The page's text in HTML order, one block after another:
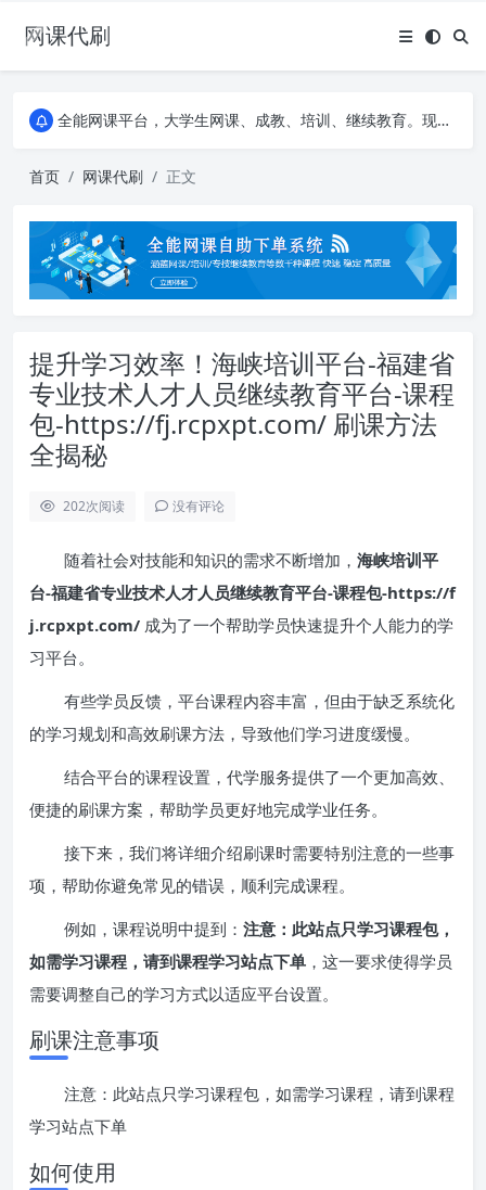
网课代刷
AI论文写作平台，根据真实文献内容生成论文
全能网课平台，大学生网课、成教、培训、继续教育。现已接入代刷代考项目3000+
全能网课平台，大学生网课、成教、培训、继续教育。现已接入代刷代考项目3000+
首页 网课代刷 正文
提升学习效率！海峡培训平台-福建省
专业技术人才人员继续教育平台-课程
包-https://fj.rcpxpt.com/ 刷课方法
全揭秘
202次阅读 没有评论
随着社会对技能和知识的需求不断增加， 海峡培训平
台-福建省专业技术人才人员继续教育平台-课程包-https://f
j.rcpxpt.com/ 成为了一个帮助学员快速提升个人能力的学
习平台。
有些学员反馈，平台课程内容丰富，但由于缺乏系统化
的学习规划和高效刷课方法，导致他们学习进度缓慢。
结合平台的课程设置，代学服务提供了一个更加高效、
便捷的刷课方案，帮助学员更好地完成学业任务。
接下来，我们将详细介绍刷课时需要特别注意的一些事
项，帮助你避免常见的错误，顺利完成课程。
例如，课程说明中提到： 注意：此站点只学习课程包，
如需学习课程，请到课程学习站点下单 ，这一要求使得学员
需要调整自己的学习方式以适应平台设置。
刷课注意事项
注意：此站点只学习课程包，如需学习课程，请到课程
学习站点下单
如何使用